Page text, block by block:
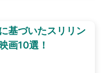
基づいたスリリン
画10選！